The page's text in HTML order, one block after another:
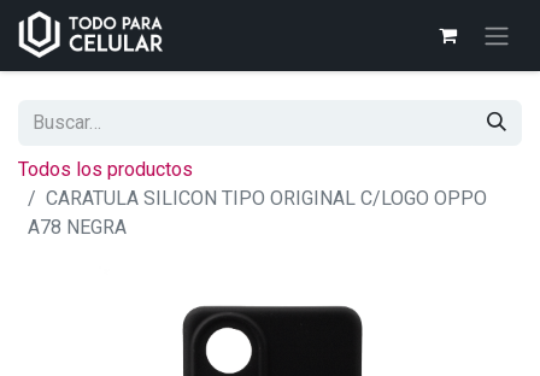
Todos los productos
CARATULA SILICON TIPO ORIGINAL C/LOGO OPPO
A78 NEGRA